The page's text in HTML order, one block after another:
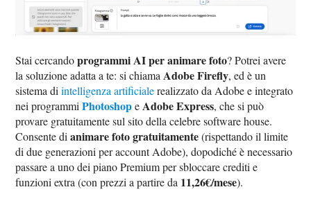
Stai cercandoprogrammi AI per animare foto? Potrei avere
la soluzione adatta a te: si chiama Adobe Firefly, ed è un
sistema diintelligenza artificialerealizzato da Adobe e integrato
nei programmiPhotoshope Adobe Express, che si può
provare gratuitamente sul sito della celebre software house.
Consente dianimare foto gratuitamente(rispettando il limite
di due generazioni per account Adobe), dopodiché è necessario
passare a uno dei piano Premium per sbloccare crediti e
funzioni extra (con prezzi a partire da 11,26€/mese).